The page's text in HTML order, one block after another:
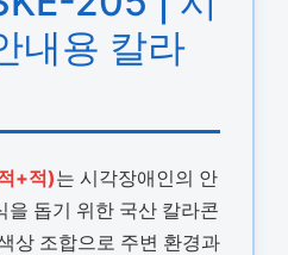
내용 칼라
+적)는 시각장애인의 안
을 돕기 위한 국산 칼라콘
상 조합으로 주변 환경과